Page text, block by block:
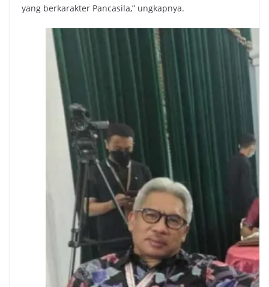
yang berkarakter Pancasila,” ungkapnya.